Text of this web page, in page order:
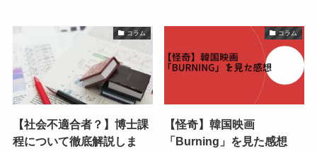
コラム
【社会不適合者？】博士課
程について徹底解説しま
コラム
【怪奇】韓国映画
「Burning」を見た感想